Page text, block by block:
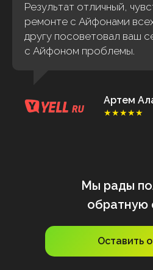
Результат отличный,
ремонте с Айфонами
другу посоветовал ваш
с Айфоном проблемы.
Артем
★★★★★
Мы рады
обратную
Оставить